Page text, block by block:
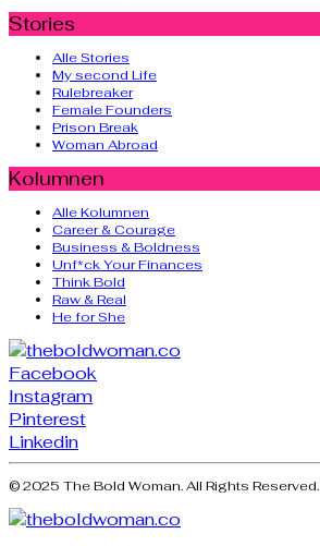
Stories
Alle Stories
My second Life
Rulebreaker
Female Founders
Prison Break
Woman Abroad
Kolumnen
Alle Kolumnen
Career & Courage
Business & Boldness
Unf*ck Your Finances
Think Bold
Raw & Real
He for She
Facebook
Instagram
Pinterest
Linkedin
© 2025 The Bold Woman. All Rights Reserved.